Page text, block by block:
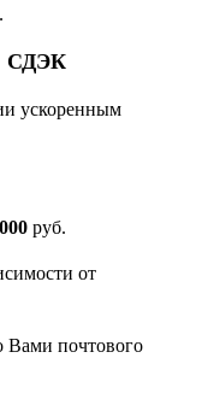
СДЭК
ускоренным
руб.
от
Вами почтового